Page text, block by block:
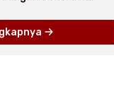
Abang None